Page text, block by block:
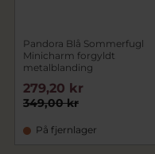
Pandora Blå Sommerfugl
Minicharm forgyldt
metalblanding
349,00 kr
279,20 kr
På fjernlager